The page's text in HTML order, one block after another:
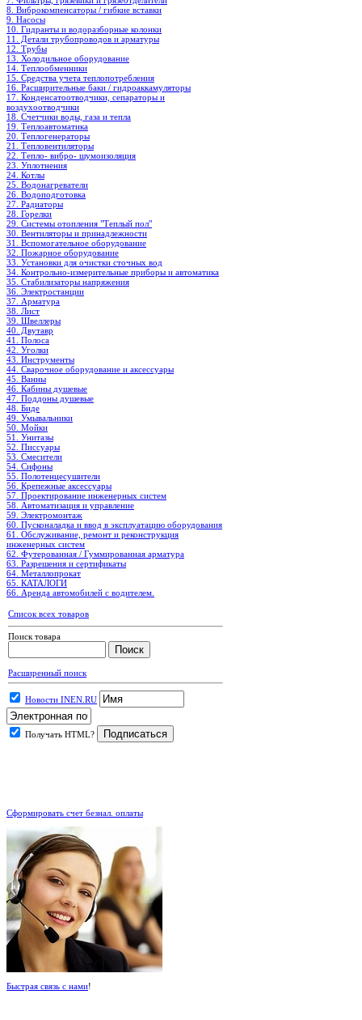
8. Виброкомпенсаторы / гибкие вставки
9. Насосы
10. Гидранты и водоразборные колонки
11. Детали трубопроводов и арматуры
12. Трубы
13. Холодильное oборудование
14. Теплообменники
15. Средства учета теплопотребления
16. Расширительные баки / гидроаккамуляторы
17. Конденсатоотводчики, сепараторы и
воздухоотводчики
18. Счетчики воды, газа и тепла
19. Теплоавтоматика
20. Теплогенераторы
21. Тепловентиляторы
22. Тепло- вибро- шумоизоляция
23. Уплотнения
24. Котлы
25. Водонагреватели
26. Водоподготовка
27. Радиаторы
28. Горелки
29. Системы отопления "Теплый пол"
30. Вентиляторы и принадлежности
31. Вспомогательное оборудование
32. Пожарное оборудование
33. Установки для очистки сточных вод
34. Контрольно-измерительные приборы и автоматика
35. Стабилизаторы напряжения
36. Электростанции
37. Арматура
38. Лист
39. Швеллеры
40. Двутавр
41. Полоса
42. Уголки
43. Инструменты
44. Сварочное оборудование и аксессуары
45. Ванны
46. Кабины душевые
47. Поддоны душевые
48. Биде
49. Умывальники
50. Мойки
51. Унитазы
52. Писсуары
53. Смесители
54. Сифоны
55. Полотенцесушители
56. Крепежные аксессуары
57. Проектирование инженерных систем
58. Автоматизация и управление
59. Электромонтаж
60. Пусконаладка и ввод в эксплуатацию оборудования
61. Обслуживание, ремонт и реконструкция
инженерных систем
62. Футерованная / Гуммированная арматура
63. Разрешения и сертификаты
64. Металлопрокат
65. КАТАЛОГИ
66. Аренда автомобилей с водителем.
Список всех товаров
Поиск товара
Расширенный поиск
Новости INEN.RU
Получать HTML?
Сформировать счет безнал. оплаты
Быстрая связь с нами!